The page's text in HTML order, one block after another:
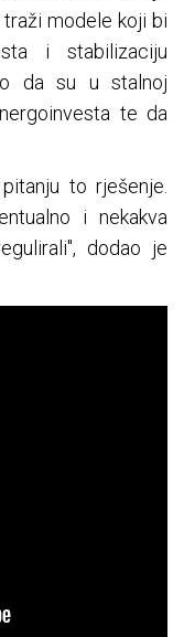
modele koji bi
i stabilizaciju
da su u stalnoj
te da
to rješenje.
i nekakva
dodao je